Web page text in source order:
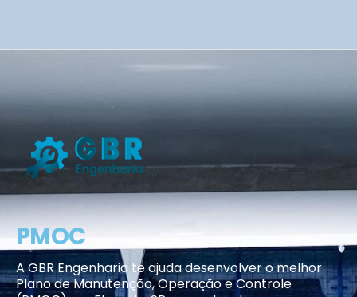
PMOC
A GBR Engenharia te ajuda desenvolver o melhor
Plano de Manutenção, Operação e Controle